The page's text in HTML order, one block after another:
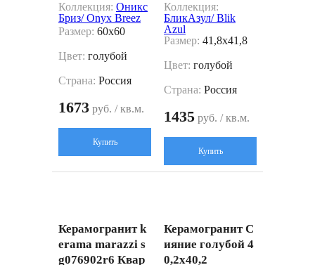
Коллекция: Оникс
Бриз/ Onyx Breez
Размер: 60x60
Цвет: голубой
Страна: Россия
1673 руб. / кв.м.
Купить
Коллекция:
БликАзул/ Blik
Azul
Размер: 41,8x41,8
Цвет: голубой
Страна: Россия
1435 руб. / кв.м.
Купить
Керамогранит k
erama marazzi s
g076902r6 Квар
Керамогранит С
ияние голубой 4
0,2x40,2